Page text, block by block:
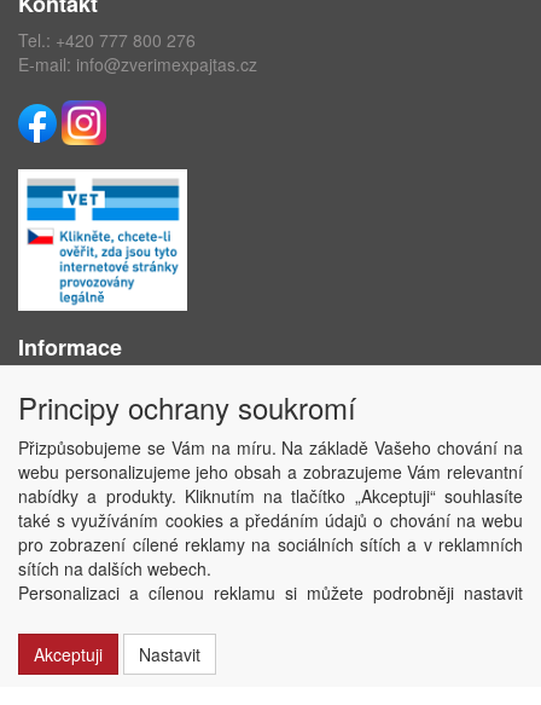
Tel.: +420 777 800 276
E-mail: info@zverimexpajtas.cz
Informace
Obchodní podmínky
Ochrana osobních údajů
Kontakt
Losování účtenek
Aktuality
Nastavení soukromí
Copyright © ABRA Software a.s. 2020
Principy ochrany soukromí
Přizpůsobujeme se Vám na míru. Na základě Vašeho chování na
webu personalizujeme jeho obsah a zobrazujeme Vám relevantní
nabídky a produkty. Kliknutím na tlačítko „Akceptuji“ souhlasíte
také s využíváním cookies a předáním údajů o chování na webu
pro zobrazení cílené reklamy na sociálních sítích a v reklamních
sítích na dalších webech.
Personalizaci a cílenou reklamu si můžete podrobněji nastavit
Akceptuji
Nastavit